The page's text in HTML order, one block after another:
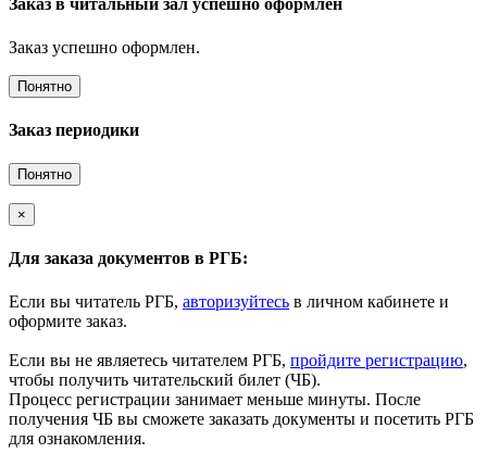
Заказ в читальный зал успешно оформлен
Заказ успешно оформлен.
Понятно
Заказ периодики
Понятно
×
Для заказа документов в РГБ:
Если вы читатель РГБ, авторизуйтесь в личном кабинете и
оформите заказ.
Если вы не являетесь читателем РГБ, пройдите регистрацию,
чтобы получить читательский билет (ЧБ).
Процесс регистрации занимает меньше минуты. После
получения ЧБ вы сможете заказать документы и посетить РГБ
для ознакомления.